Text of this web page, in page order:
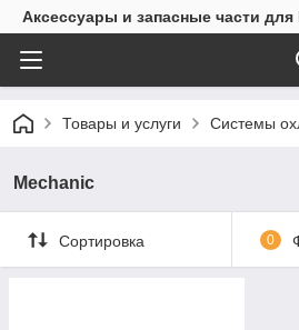
Аксессуары и запасные части
Товары и услуги Системы
Mechanic
Сортировка 0